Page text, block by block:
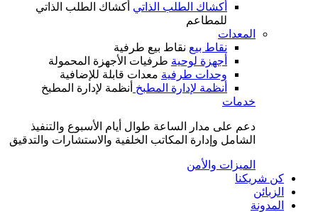
أكشاك الطلب الذاتي أكشاك الطلب الذاتي
للمطاعم
المعدات
نقاط بيع نقاط بيع طرفية
أجهزة لوحية طرفيات الأجهزة المحمولة
وحدات طرفية معدات قابلة للإضافية
أنظمة لإدارة المطبخ أنظمة لإدارة المطبخ
خدمات
دعم على مدار الساعة طوال أيام الأسبوع والتنفيذ
الشامل وإدارة المكاتب الخلفية والاستشارات والتدقيق
الميزات والأمن
كن شريكنا
الزبائن
المدونة